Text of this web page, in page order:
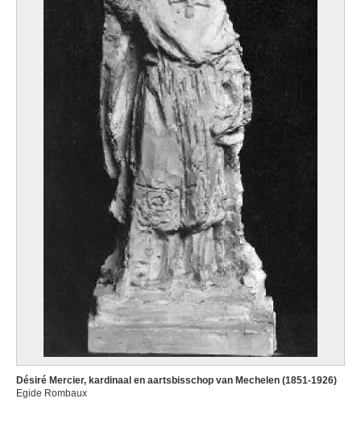
Désiré Mercier, kardinaal en aartsbisschop van Mechelen (1851-1926)
Egide Rombaux